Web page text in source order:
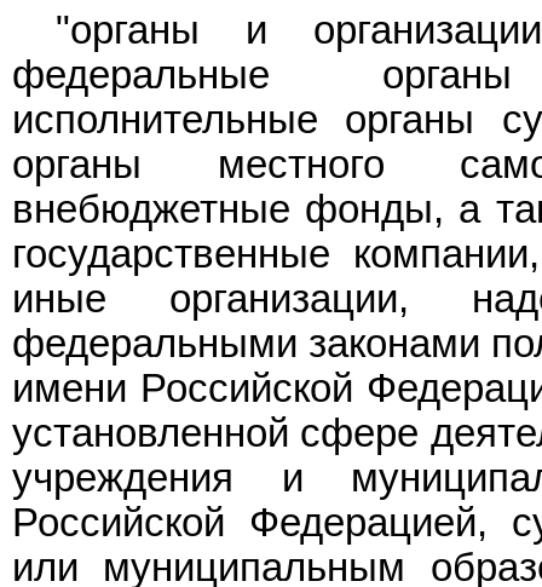
"органы и
федеральные
исполнительные органы
органы местного
внебюджетные фонды, а
государственные
иные организации,
федеральными законами
имени Российской
установленной сфере
учреждения и
Российской Федерацией,
или муниципальным